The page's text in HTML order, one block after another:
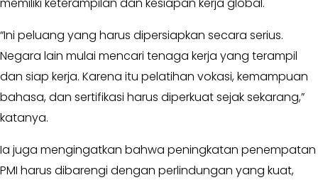
UKM
Kabar
DPP
Pojok
KADER
memiliki keterampilan dan kesiapan kerja global.
“Ini peluang yang harus dipersiapkan secara serius.
Negara lain mulai mencari tenaga kerja yang terampil
dan siap kerja. Karena itu pelatihan vokasi, kemampuan
bahasa, dan sertifikasi harus diperkuat sejak sekarang,”
katanya.
Ia juga mengingatkan bahwa peningkatan penempatan
PMI harus dibarengi dengan perlindungan yang kuat,